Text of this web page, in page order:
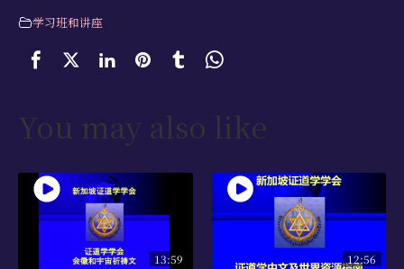
学习班和讲座
You may also like
13:59 12:56